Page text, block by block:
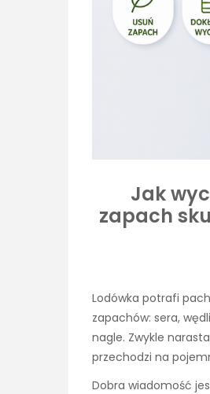
Jak
zapach
Lodówka potrafi
zapachów: sera,
nagle. Zwykle
przechodzi na
Dobra wiadomość